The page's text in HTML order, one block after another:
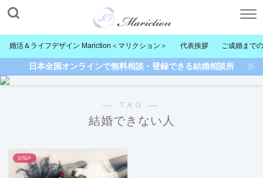
婚活＆ライフデザイン Mariction＜マリクション＞ 代表挨拶 ご成婚まで
日本全国オンラインで無料相談・登録できる結婚相談所
― TAG ―
結婚できない人
お悩み